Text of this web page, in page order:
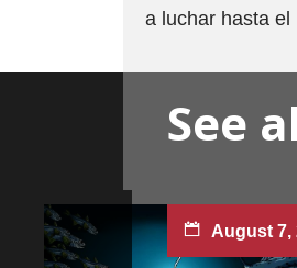
a luchar hasta el
See
August 7,